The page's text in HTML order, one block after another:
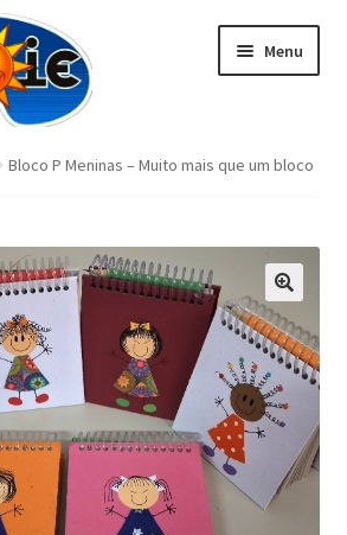
Menu
Bloco P Meninas – Muito mais que um bloco
🔍